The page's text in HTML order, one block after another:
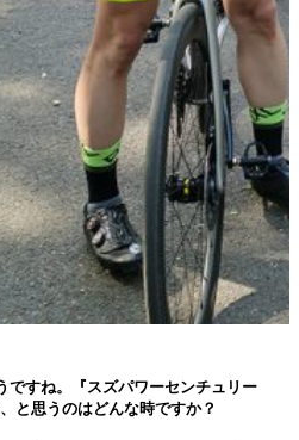
ですね。『スズパワーセンチュリー
と思うのはどんな時ですか？